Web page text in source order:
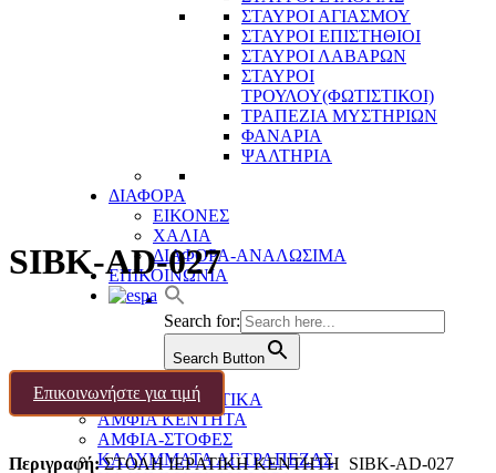
ΣΤΑΥΡΟΙ ΑΓΙΑΣΜΟΥ
ΣΤΑΥΡΟΙ ΕΠΙΣΤΗΘΙΟΙ
ΣΤΑΥΡΟΙ ΛΑΒΑΡΩΝ
ΣΤΑΥΡΟΙ
ΤΡΟΥΛΟΥ(ΦΩΤΙΣΤΙΚΟΙ)
ΤΡΑΠΕΖΙΑ ΜΥΣΤΗΡΙΩΝ
ΦΑΝΑΡΙΑ
ΨΑΛΤΗΡΙΑ
ΔΙΑΦΟΡΑ
ΕΙΚΟΝΕΣ
ΧΑΛΙΑ
ΔΙΑΦΟΡΑ-ΑΝΑΛΩΣΙΜΑ
ΕΠΙΚΟΙΝΩΝΙΑ
Search for:
Search Button
ΑΜΦΙΑ ΔΕΣΠΟΤΙΚΑ
ΑΜΦΙΑ ΚΕΝΤΗΤΑ
ΑΜΦΙΑ-ΣΤΟΦΕΣ
ΚΑΛΥΜΜΑΤΑ ΑΓ.ΤΡΑΠΕΖΑΣ
SIBK-AD-027
Επικοινωνήστε για τιμή
Περιγραφή:ΣΤΟΛΗ ΙΕΡATIKH ΚΕΝΤΗΤΗ SIBK-AD-027